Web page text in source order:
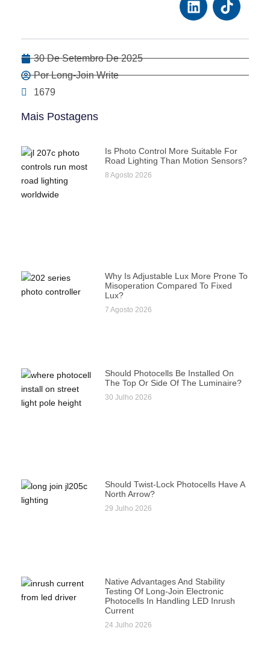
30 De Setembro De 2025
Por Long-Join Write
1679
Mais Postagens
Is Photo Control More Suitable For
Road Lighting Than Motion Sensors?
8 Agosto 2026
Why Is Adjustable Lux More Prone To
Misoperation Compared To Fixed
Lux?
7 Agosto 2026
Should Photocells Be Installed On
The Top Or Side Of The Luminaire?
30 Julho 2026
Should Twist-Lock Photocells Have A
North Arrow?
29 Julho 2026
Native Advantages And Stability
Testing Of Long-Join Electronic
Photocells In Handling LED Inrush
Current
24 Julho 2026